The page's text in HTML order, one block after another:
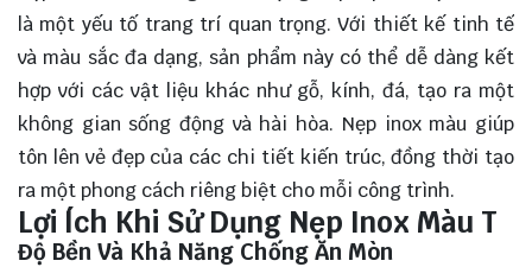
là một yếu tố trang trí quan trọng. Với thiết kế tinh tế
và màu sắc đa dạng, sản phẩm này có thể dễ dàng kết
hợp với các vật liệu khác như gỗ, kính, đá, tạo ra một
không gian sống động và hài hòa. Nẹp inox màu giúp
tôn lên vẻ đẹp của các chi tiết kiến trúc, đồng thời tạo
ra một phong cách riêng biệt cho mỗi công trình.
Lợi Ích Khi Sử Dụng Nẹp Inox Màu T
Độ Bền Và Khả Năng Chống Ăn Mòn